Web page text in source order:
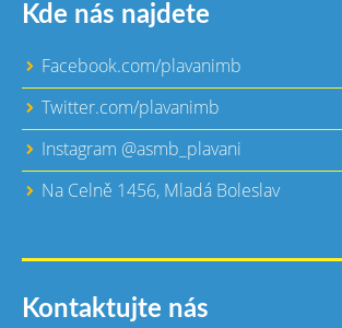
Kde nás najdete
Facebook.com/plavanimb
Twitter.com/plavanimb
Instagram @asmb_plavani
Na Celně 1456, Mladá Boleslav
Kontaktujte nás